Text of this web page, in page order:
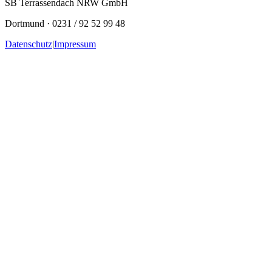
SB Terrassendach NRW GmbH
Dortmund · 0231 / 92 52 99 48
Datenschutz|Impressum